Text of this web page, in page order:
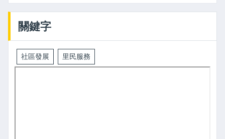
關鍵字
社區發展 里民服務